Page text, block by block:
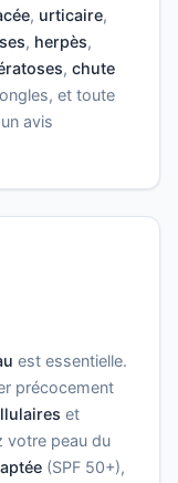
, urticaire,
, herpès,
, chute
et toute
avis
est essentielle.
précocement
et
votre peau du
(SPF 50+),